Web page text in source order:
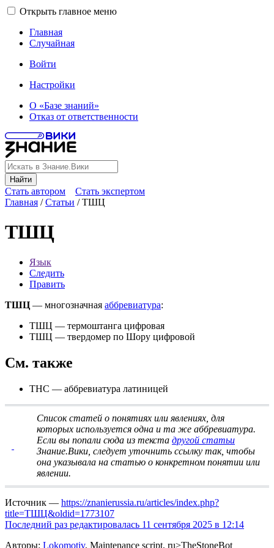
Открыть главное меню
Главная
Случайная
Войти
Настройки
О «Базе знаний»
Отказ от ответственности
Найти
Стать автором
Стать экспертом
Главная /Статьи /ТШЦ
ТШЦ
Язык
Следить
Править
ТШЦ — многозначная аббревиатура:
ТШЦ — термоштанга цифровая
ТШЦ — твердомер по Шору цифровой
См. также
THC — аббревиатура латиницей
Список статей о понятиях или явлениях, для
которых используется одна и та же аббревиатура.
Если вы попали сюда из текста другой статьи
Знание.Вики, следует уточнить ссылку так, чтобы
она указывала на статью о конкретном понятии или
явлении.
Источник — https://znanierussia.ru/articles/index.php?
title=ТШЦ&oldid=1773107
Последний раз редактировалась 11 сентября 2025 в 12:14
Авторы: Lokomotiv, Maintenance script, ru>TheStoneBot